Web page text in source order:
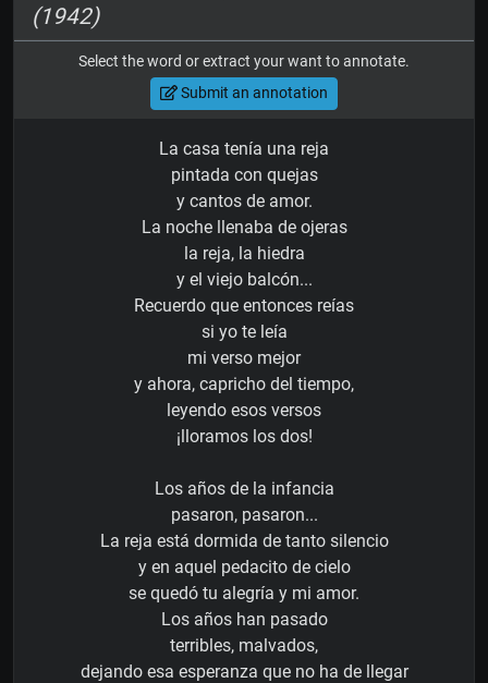
(1942)
Select the word or extract your want to annotate.
Submit an annotation
La casa tenía una reja
pintada con quejas
y cantos de amor.
La noche llenaba de ojeras
la reja, la hiedra
y el viejo balcón...
Recuerdo que entonces reías
si yo te leía
mi verso mejor
y ahora, capricho del tiempo,
leyendo esos versos
¡lloramos los dos!
Los años de la infancia
pasaron, pasaron...
La reja está dormida de tanto silencio
y en aquel pedacito de cielo
se quedó tu alegría y mi amor.
Los años han pasado
terribles, malvados,
dejando esa esperanza que no ha de llegar